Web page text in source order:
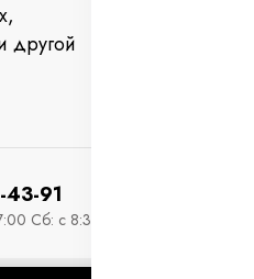
другой
91
Сб: с 8:30 до 12:00 Вс: выходной